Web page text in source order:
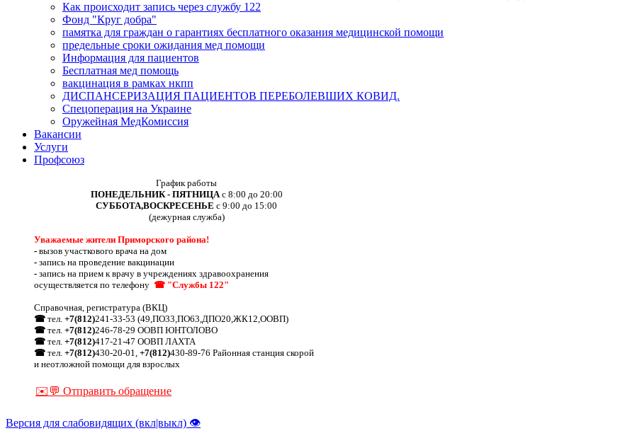
Как происходит запись через службу 122
Фонд "Круг добра"
памятка для граждан о гарантиях бесплатного оказания медицинской помощи
предельные сроки ожидания мед помощи
Информация для пациентов
Бесплатная мед помощь
вакцинация в рамках нкпп
ДИСПАНСЕРИЗАЦИЯ ПАЦИЕНТОВ ПЕРЕБОЛЕВШИХ КОВИД.
Спецоперация на Украине
Оружейная МедКомиссия
Вакансии
Услуги
Профсоюз
График работы
ПОНЕДЕЛЬНИК - ПЯТНИЦА с 8:00 до 20:00
СУББОТА,ВОСКРЕСЕНЬЕ с 9:00 до 15:00
(дежурная служба)
Уважаемые жители Приморского района!
- вызов участкового врача на дом
- запись на проведение вакцинации
- запись на прием к врачу в учреждениях здравоохранения
осуществляется по телефону ☎ "Службы 122"
Справочная, регистратура (ВКЦ)
☎ тел. +7(812)241-33-53 (49,ПО33,ПО63,ДПО20,ЖК12,ООВП)
☎ тел. +7(812)246-78-29 ООВП ЮНТОЛОВО
☎ тел. +7(812)417-21-47 ООВП ЛАХТА
☎ тел. +7(812)430-20-01, +7(812)430-89-76 Районная станция скорой
и неотложной помощи для взрослых
✉️💬 Отправить обращение
Версия для слабовидящих (вкл|выкл) 👁